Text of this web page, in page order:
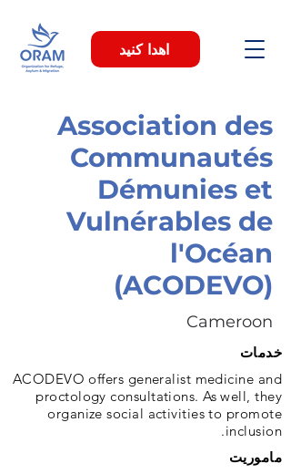
اهدا کنید
Association des
Communautés
Démunies et
Vulnérables de
l'Océan
(ACODEVO)
Cameroon
خدمات
ACODEVO offers generalist medicine and
proctology consultations. As well, they
organize social activities to promote
inclusion.
ماموریت